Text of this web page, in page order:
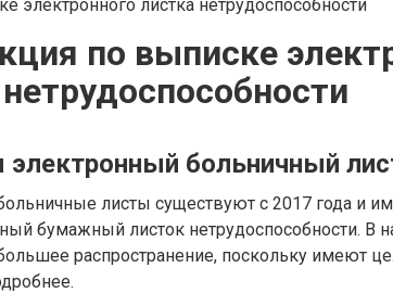
по выписке
электронный больничный
листы существуют с 2017 года и
бумажный листок нетрудоспособности. В
распространение, поскольку имеют